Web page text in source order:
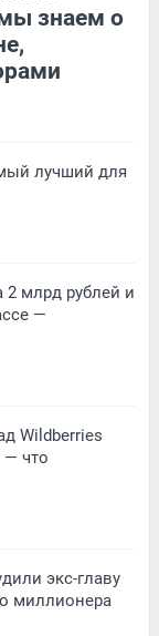
знаем о
лучший для
2 млрд рублей и
—
Wildberries
— что
экс-главу
миллионера